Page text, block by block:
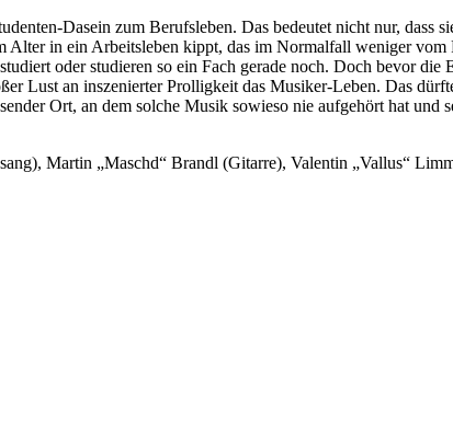
Dasein zum Berufsleben. Das bedeutet nicht nur, dass
Alter in ein Arbeitsleben kippt, das im Normalfall weniger
oder studieren so ein Fach gerade noch. Doch bevor
Lust an inszenierter Prolligkeit das Musiker-Leben. Das
Ort, an dem solche Musik sowieso nie aufgehört hat und
Martin „Maschd“ Brandl (Gitarre), Valentin „Vallus“